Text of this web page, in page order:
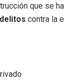
que se
contra la